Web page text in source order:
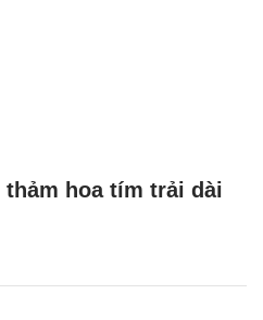
hoa tím trải dài